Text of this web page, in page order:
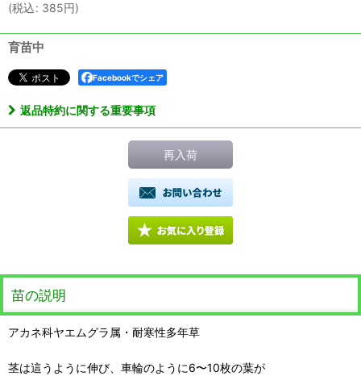
(税込: 385円)
育苗中
Facebookでシェア
返品特約に関する重要事項
再入荷
苗の説明
アカネ科ヤエムグラ属・耐寒性多年草
茎は這うように伸び、車輪のように6〜10枚の葉が